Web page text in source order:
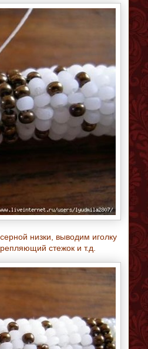
низки, выводим иголку
стежок и т.д.